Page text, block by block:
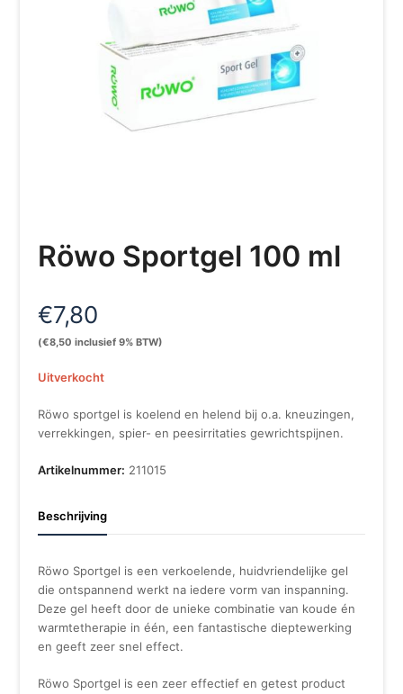
Röwo Sportgel 100 ml
€7,80
(€8,50 inclusief 9% BTW)
Uitverkocht
Röwo sportgel is koelend en helend bij o.a. kneuzingen,
verrekkingen, spier- en peesirritaties gewrichtspijnen.
Artikelnummer: 211015
Beschrijving
Röwo Sportgel is een verkoelende, huidvriendelijke gel
die ontspannend werkt na iedere vorm van inspanning.
Deze gel heeft door de unieke combinatie van koude én
warmtetherapie in één, een fantastische dieptewerking
en geeft zeer snel effect.
Röwo Sportgel is een zeer effectief en getest product